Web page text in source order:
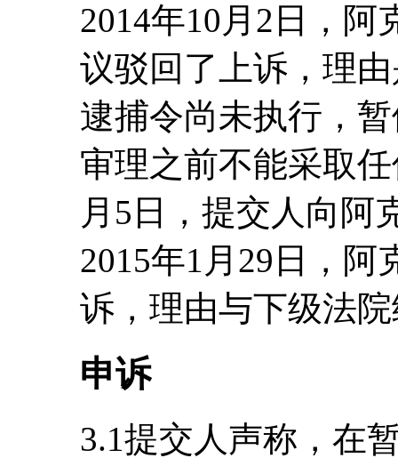
2014年10月2日，
议驳回了上诉，理
逮捕令尚未执行，
审理之前不能采取
月5日，提交人向阿
2015年1月29日，
诉，理由与下级法
申诉
3.1提交人声称，在